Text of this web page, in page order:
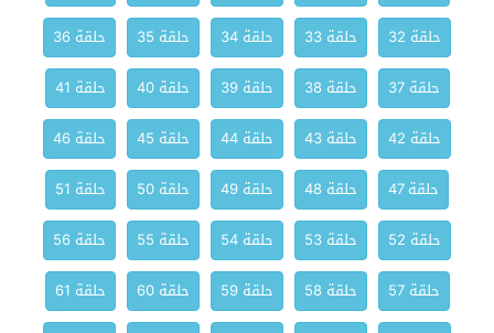
حلقة 32
حلقة 33 حلقة 34 حلقة 35
حلقة 36
حلقة 37
حلقة 38 حلقة 39 حلقة 40
حلقة 41
حلقة 42
حلقة 43 حلقة 44 حلقة 45
حلقة 46
حلقة 47
حلقة 48 حلقة 49 حلقة 50
حلقة 51
حلقة 52
حلقة 53 حلقة 54 حلقة 55
حلقة 56
حلقة 57
حلقة 58 حلقة 59 حلقة 60
حلقة 61